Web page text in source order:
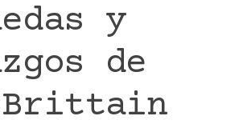
y
de
Brittain